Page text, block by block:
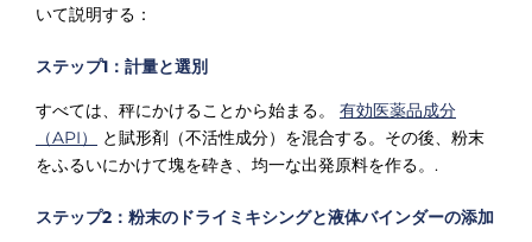
いて説明する：
ステップ1：計量と選別
すべては、秤にかけることから始まる。 有効医薬品成分
（API）
と賦形剤（不活性成分）を混合する。その後、粉末
をふるいにかけて塊を砕き、均一な出発原料を作る。.
ステップ2：粉末のドライミキシングと液体バインダーの添加